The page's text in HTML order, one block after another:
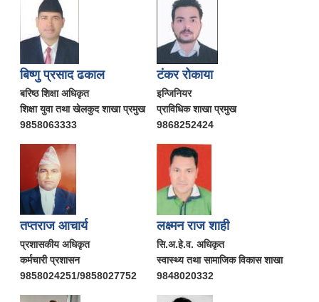
बिष्णु प्रसाद ढकाल
बरिष्ठ शिक्षा अधिकृत
शिक्षा युवा तथा खेलकुद शाखा प्रमुख
9858063333
टंकर रोकाया
इन्जिनियर
प्राविधिक शाखा प्रमुख
9868252424
तप्तराज आचार्य
प्रशासकीय अधिकृत
कर्मचारी प्रशासन
9858024251/9858027752
लक्ष्मन राज शाही
सि.अ.हे.व. अधिकृत
स्वास्थ्य तथा सामाजिक विकास शाखा
9848020332